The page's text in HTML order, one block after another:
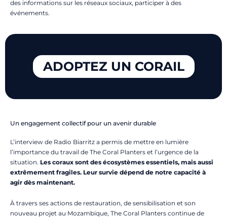
des informations sur les réseaux sociaux, participer à des
événements.
ADOPTEZ UN CORAIL
Un engagement collectif pour un avenir durable
L’interview de Radio Biarritz a permis de mettre en lumière
l’importance du travail de The Coral Planters et l’urgence de la
situation. Les coraux sont des écosystèmes essentiels, mais aussi
extrêmement fragiles. Leur survie dépend de notre capacité à
agir dès maintenant.
À travers ses actions de restauration, de sensibilisation et son
nouveau projet au Mozambique, The Coral Planters continue de